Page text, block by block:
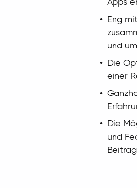
Apps
Eng
und
Die
einer
Die
und